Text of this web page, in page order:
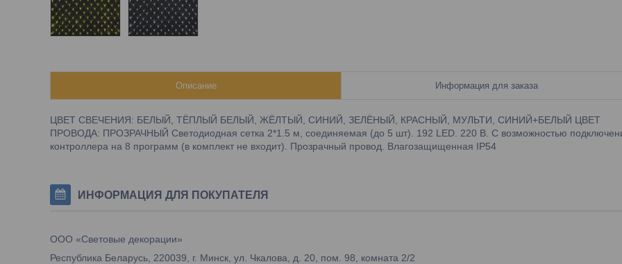
Описание Информация для заказа
ЦВЕТ СВЕЧЕНИЯ: БЕЛЫЙ, ТЁПЛЫЙ БЕЛЫЙ, ЖЁЛТЫЙ, СИНИЙ, ЗЕЛЁНЫЙ, КРАСНЫЙ, МУЛЬТИ, СИНИЙ+БЕЛЫЙ ЦВЕТ
ПРОВОДА: ПРОЗРАЧНЫЙ Светодиодная сетка 2*1.5 м, соединяемая (до 5 шт). 192 LED. 220 B. С возможностью
контроллера на 8 программ (в комплект не входит). Прозрачный провод. Влагозащищенная IP54
ИНФОРМАЦИЯ ДЛЯ ПОКУПАТЕЛЯ
ООО «Световые декорации»
Республика Беларусь, 220039, г. Минск, ул. Чкалова, д. 20, пом. 98, комната 2/2